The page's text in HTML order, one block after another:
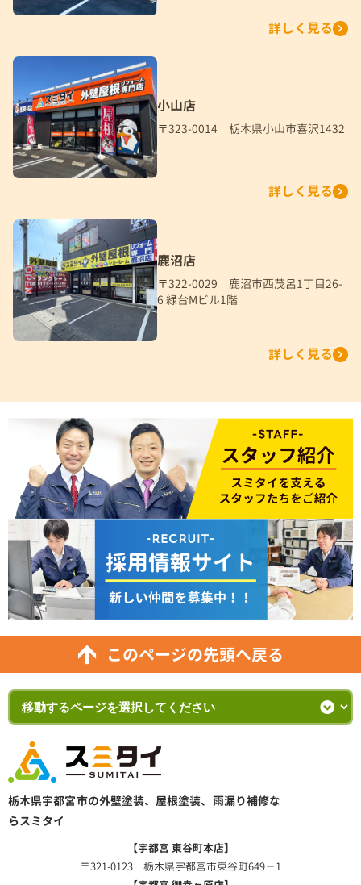
詳しく見る
小山店
〒323-0014 栃木県小山市喜沢1432
詳しく見る
鹿沼店
〒322-0029 鹿沼市西茂呂1丁目26-
6 緑台Mビル1階
詳しく見る
このページの先頭へ戻る
栃木県宇都宮市の外壁塗装、屋根塗装、雨漏り補修な
らスミタイ
【宇都宮 東谷町本店】
〒321-0123 栃木県宇都宮市東谷町649－1